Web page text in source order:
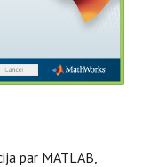
par MATLAB,